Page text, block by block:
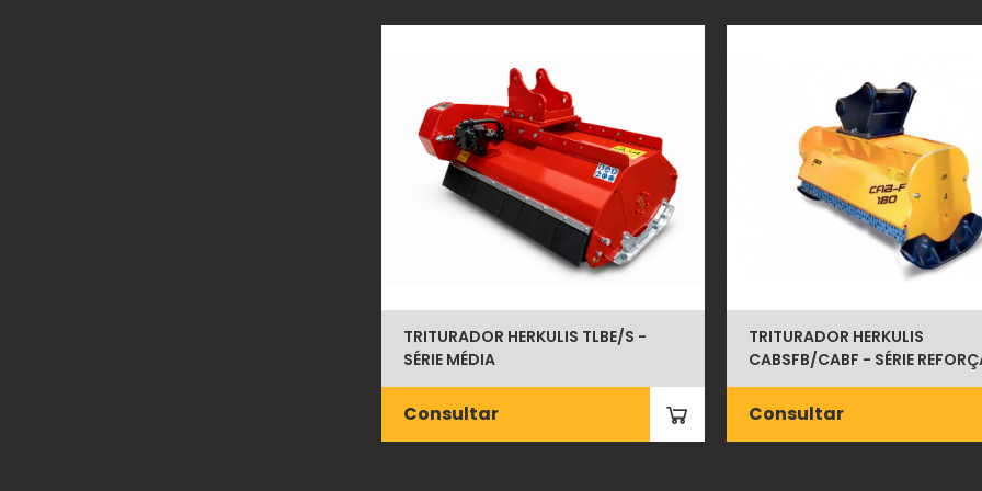
TRITURADOR HERKULIS TLBE/S -
SÉRIE MÉDIA
Consultar
TRITURADOR HERKULIS
CABSFB/CABF - SÉRIE
Consultar